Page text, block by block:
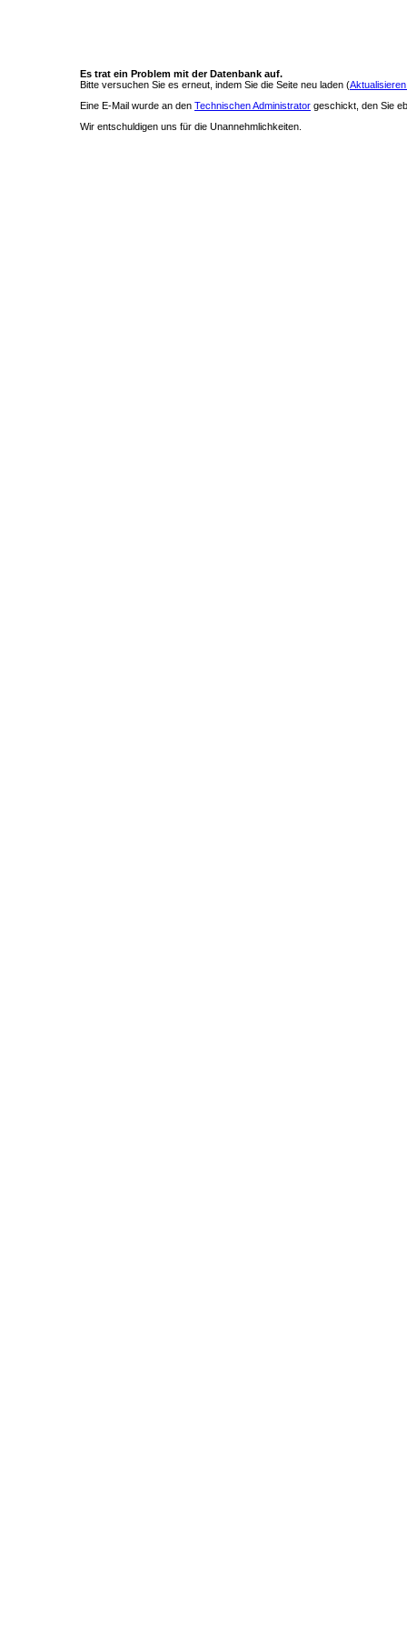
Es trat ein Problem mit der Datenbank auf.
Bitte versuchen Sie es erneut, indem Sie die Seite neu laden (
Eine E-Mail wurde an den Technischen Administrator geschickt, den Sie
Wir entschuldigen uns für die Unannehmlichkeiten.